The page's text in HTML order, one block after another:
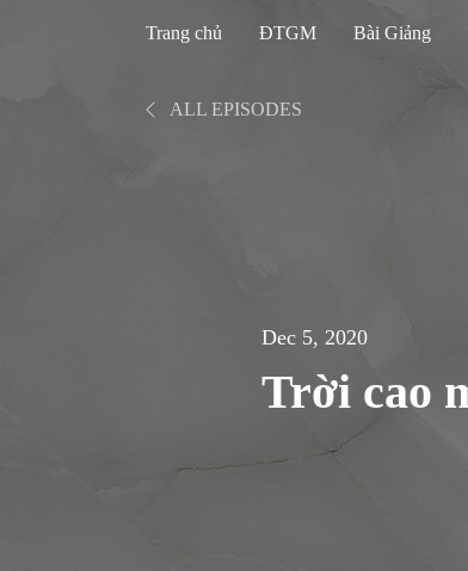
Trang chủ ĐTGM Bài Giảng
ALL EPISODES
Dec 5, 2020
Trời cao